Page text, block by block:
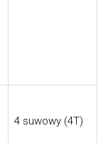
4 suwowy (4T)